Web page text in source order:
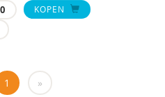
KOPEN
1 »